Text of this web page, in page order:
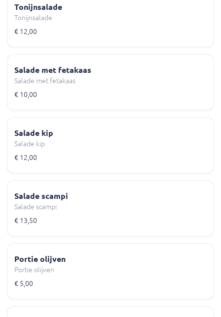
Tonijnsalade
Tonijnsalade
€ 12,00
Salade met fetakaas
Salade met fetakaas
€ 10,00
Salade kip
Salade kip
€ 12,00
Salade scampi
Salade scampi
€ 13,50
Portie olijven
Portie olijven
€ 5,00